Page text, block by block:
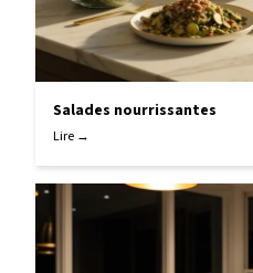
Salades nourrissantes
Lire →